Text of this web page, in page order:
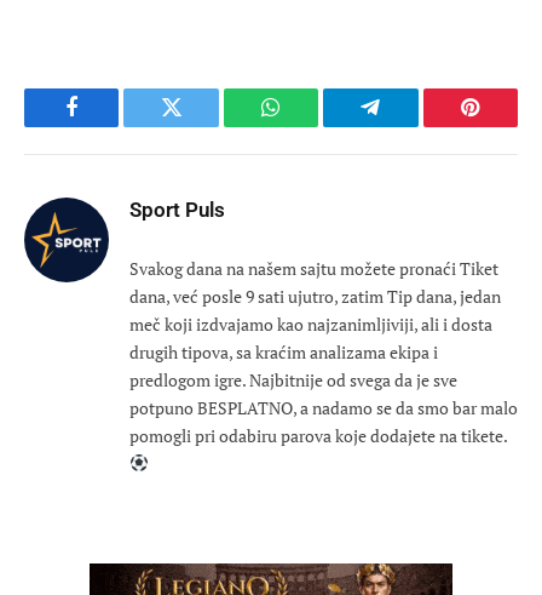
Facebook Twitter WhatsApp Telegram
Sport Puls
Svakog dana na našem sajtu možete pronaći Tiket
dana, već posle 9 sati ujutro, zatim Tip dana, jedan
meč koji izdvajamo kao najzanimljiviji, ali i dosta
drugih tipova, sa kraćim analizama ekipa i
predlogom igre. Najbitnije od svega da je sve
potpuno BESPLATNO, a nadamo se da smo bar malo
pomogli pri odabiru parova koje dodajete na tikete.